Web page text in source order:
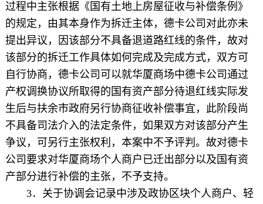
过程中主张根据《国有土地上房屋征收与补偿条例》
的规定，由其本身作为拆迁主体，德卡公司对此亦未
提出异议，因该部分不具备退道路红线的条件，故对
该部分的拆迁工作具体如何完成及完成方式，双方可
自行协商，德卡公司可以就华厦商场中德卡公司通过
产权调换协议所取得的国有资产部分待退红线实际发
生后与扶余市政府另行协商征收补偿事宜，此阶段尚
不具备司法介入的法定条件，如果双方对该部分产生
争议，可另行主张权利，本案中不予评判。故对德卡
公司要求对华厦商场个人商户已迁出部分以及国有资
产部分进行补偿的主张，不予支持。
3．关于协调会记录中涉及政协区块个人商户、轻